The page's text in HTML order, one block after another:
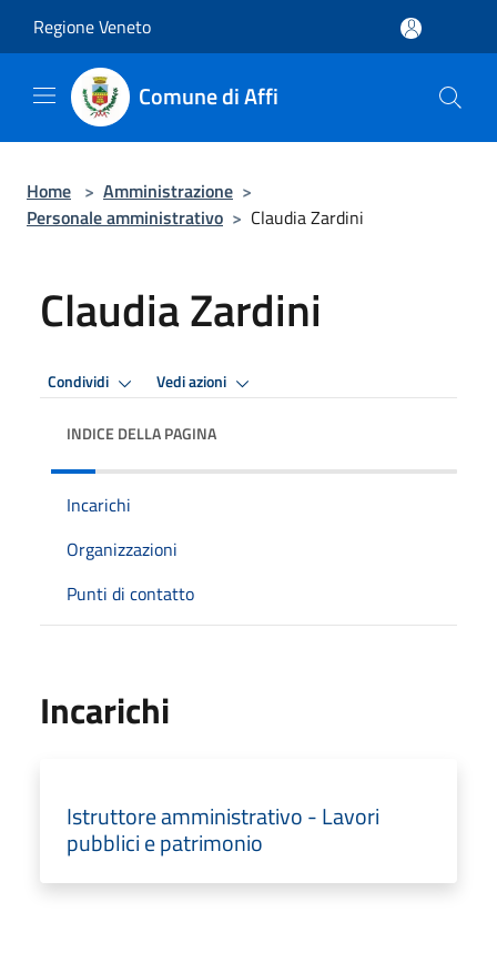
Regione Veneto
Comune di Affi
Home > Amministrazione >
Personale amministrativo > Claudia Zardini
Claudia Zardini
Condividi Vedi azioni
INDICE DELLA PAGINA
Incarichi
Organizzazioni
Punti di contatto
Incarichi
Istruttore amministrativo - Lavori
pubblici e patrimonio